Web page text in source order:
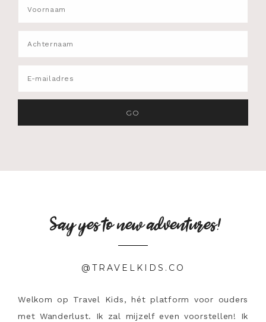
Say yes to new adventures!
@TRAVELKIDS.CO
Welkom op Travel Kids, hét platform voor ouders
met Wanderlust. Ik zal mijzelf even voorstellen! Ik